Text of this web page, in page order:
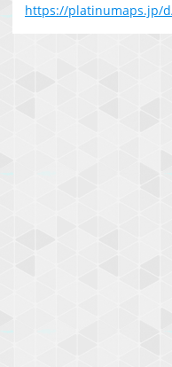
https://platinumaps.jp/